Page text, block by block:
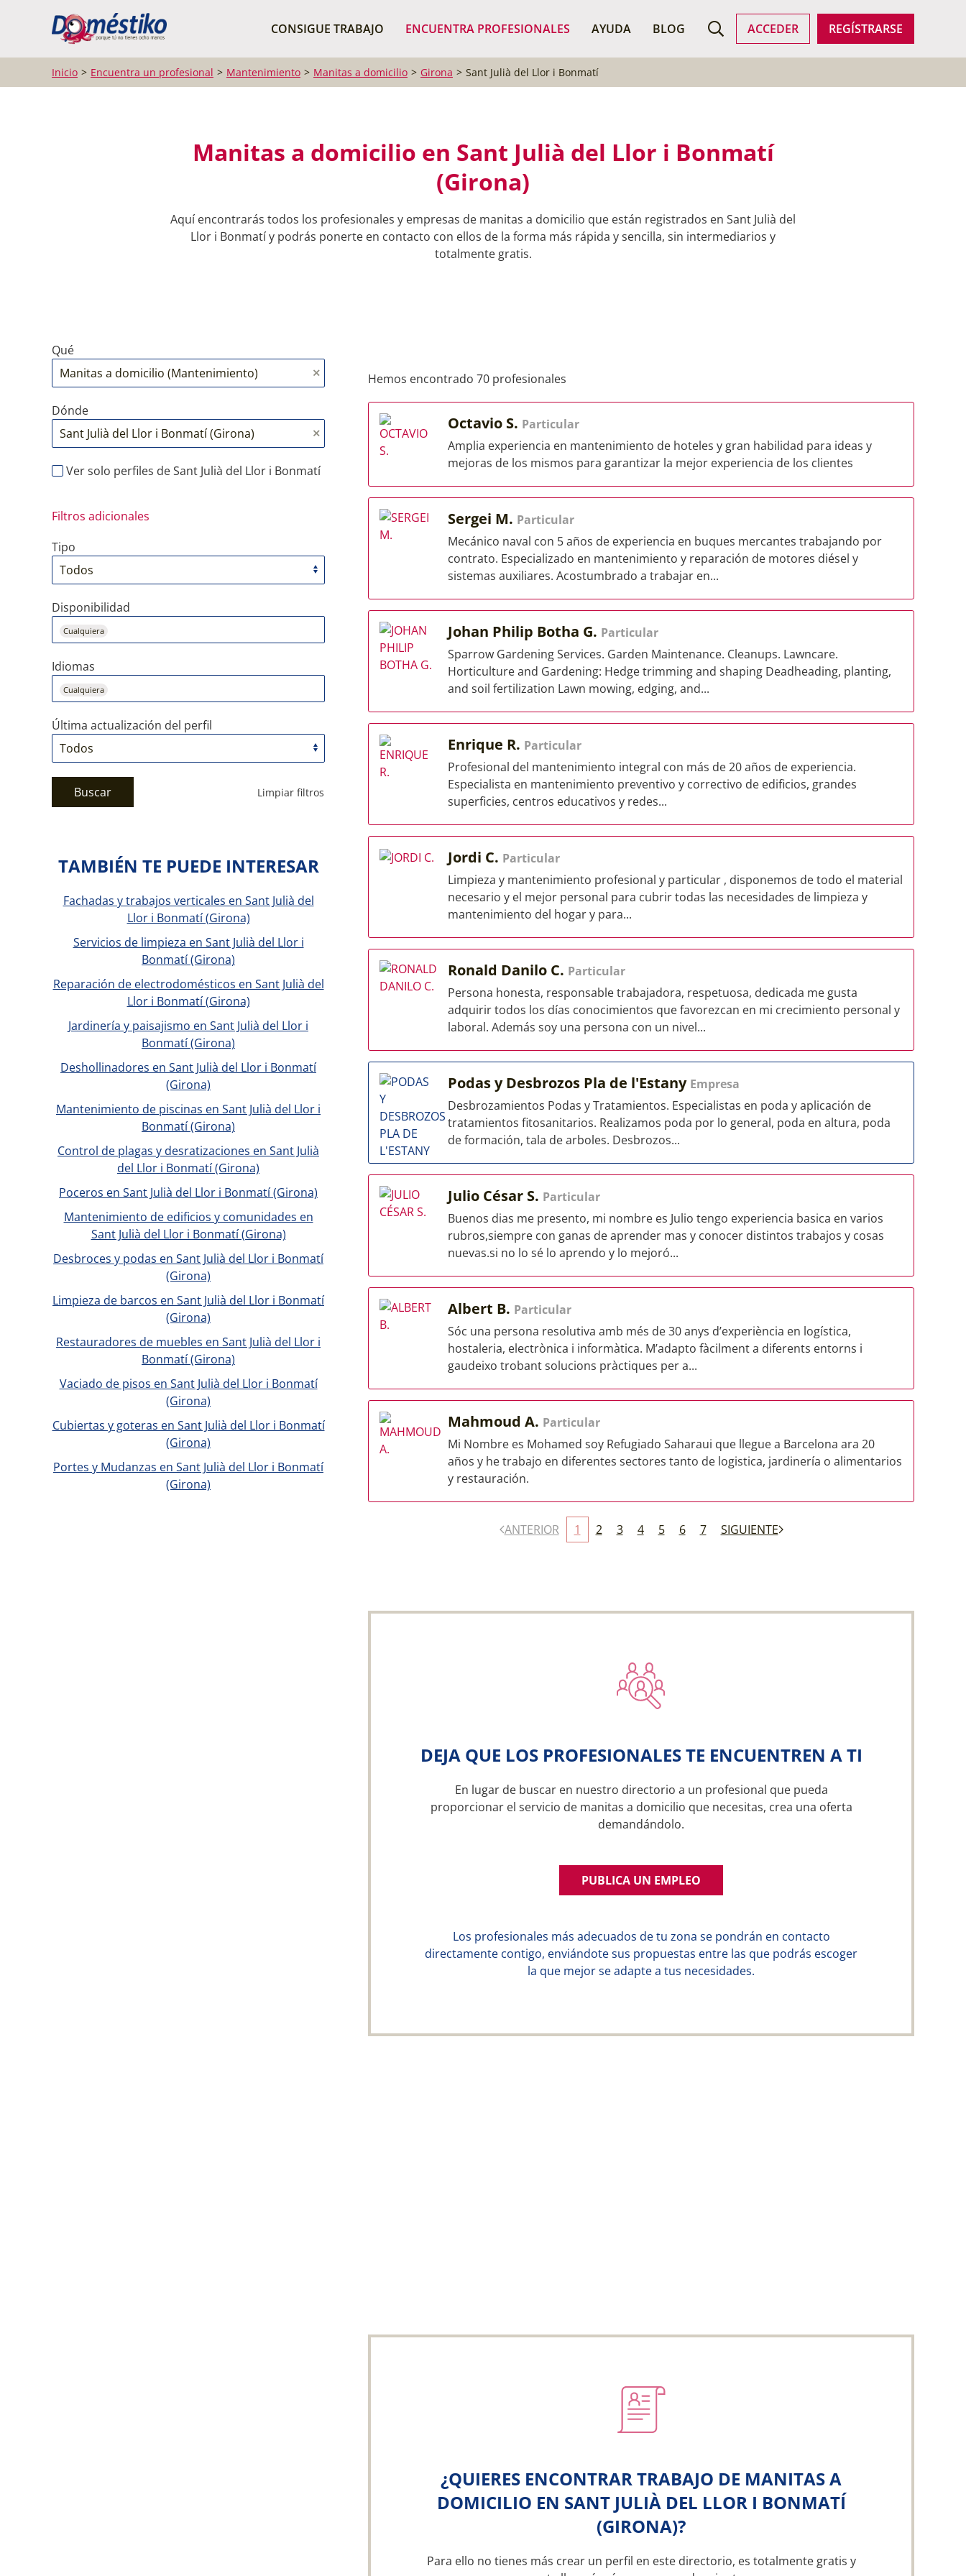
CONSIGUE TRABAJO ENCUENTRA PROFESIONALES AYUDA BLOG ACCEDER REGÍSTRARSE
BUSCAR PROFESIONALES
Inicio Encuentra un profesional Mantenimiento Manitas a domicilio Girona Sant Julià del Llor i Bonmatí
Manitas a domicilio en Sant Julià del Llor i Bonmatí
(Girona)
Aquí encontrarás todos los profesionales y empresas de manitas a domicilio que están registrados en Sant Julià del
Llor i Bonmatí y podrás ponerte en contacto con ellos de la forma más rápida y sencilla, sin intermediarios y
totalmente gratis.
Qué
Dónde
Ver solo perfiles de Sant Julià del Llor i Bonmatí
Filtros adicionales
Tipo
Disponibilidad
Cualquiera
Idiomas
Cualquiera
Última actualización del perfil
Buscar Limpiar filtros
Hemos encontrado 70 profesionales
Octavio S. Particular
Amplia experiencia en mantenimiento de hoteles y gran habilidad para ideas y
mejoras de los mismos para garantizar la mejor experiencia de los clientes
Sergei M. Particular
Mecánico naval con 5 años de experiencia en buques mercantes trabajando por
contrato. Especializado en mantenimiento y reparación de motores diésel y
sistemas auxiliares. Acostumbrado a trabajar en...
Johan Philip Botha G. Particular
Sparrow Gardening Services. Garden Maintenance. Cleanups. Lawncare.
Horticulture and Gardening: Hedge trimming and shaping Deadheading, planting,
and soil fertilization Lawn mowing, edging, and...
Enrique R. Particular
Profesional del mantenimiento integral con más de 20 años de experiencia.
Especialista en mantenimiento preventivo y correctivo de edificios, grandes
superficies, centros educativos y redes...
Jordi C. Particular
Limpieza y mantenimiento profesional y particular , disponemos de todo el material
necesario y el mejor personal para cubrir todas las necesidades de limpieza y
mantenimiento del hogar y para...
Ronald Danilo C. Particular
Persona honesta, responsable trabajadora, respetuosa, dedicada me gusta
adquirir todos los días conocimientos que favorezcan en mi crecimiento personal y
laboral. Además soy una persona con un nivel...
Podas y Desbrozos Pla de l'Estany Empresa
Desbrozamientos Podas y Tratamientos. Especialistas en poda y aplicación de
tratamientos fitosanitarios. Realizamos poda por lo general, poda en altura, poda
de formación, tala de arboles. Desbrozos...
Julio César S. Particular
Buenos dias me presento, mi nombre es Julio tengo experiencia basica en varios
rubros,siempre con ganas de aprender mas y conocer distintos trabajos y cosas
nuevas.si no lo sé lo aprendo y lo mejoró...
Albert B. Particular
Sóc una persona resolutiva amb més de 30 anys d’experiència en logística,
hostaleria, electrònica i informàtica. M’adapto fàcilment a diferents entorns i
gaudeixo trobant solucions pràctiques per a...
Mahmoud A. Particular
Mi Nombre es Mohamed soy Refugiado Saharaui que llegue a Barcelona ara 20
años y he trabajo en diferentes sectores tanto de logistica, jardinería o alimentarios
y restauración.
ANTERIOR 1 2 3 4 5 6 7 SIGUIENTE
DEJA QUE LOS PROFESIONALES TE ENCUENTREN A TI
En lugar de buscar en nuestro directorio a un profesional que pueda
proporcionar el servicio de manitas a domicilio que necesitas, crea una oferta
demandándolo.
PUBLICA UN EMPLEO
Los profesionales más adecuados de tu zona se pondrán en contacto
directamente contigo, enviándote sus propuestas entre las que podrás escoger
la que mejor se adapte a tus necesidades.
¿QUIERES ENCONTRAR TRABAJO DE MANITAS A
DOMICILIO EN SANT JULIÀ DEL LLOR I BONMATÍ
(GIRONA)?
Para ello no tienes más crear un perfil en este directorio, es totalmente gratis y
TAMBIÉN TE PUEDE INTERESAR
Fachadas y trabajos verticales en Sant Julià del
Llor i Bonmatí (Girona)
Servicios de limpieza en Sant Julià del Llor i
Bonmatí (Girona)
Reparación de electrodomésticos en Sant Julià del
Llor i Bonmatí (Girona)
Jardinería y paisajismo en Sant Julià del Llor i
Bonmatí (Girona)
Deshollinadores en Sant Julià del Llor i Bonmatí
(Girona)
Mantenimiento de piscinas en Sant Julià del Llor i
Bonmatí (Girona)
Control de plagas y desratizaciones en Sant Julià
del Llor i Bonmatí (Girona)
Poceros en Sant Julià del Llor i Bonmatí (Girona)
Mantenimiento de edificios y comunidades en
Sant Julià del Llor i Bonmatí (Girona)
Desbroces y podas en Sant Julià del Llor i Bonmatí
(Girona)
Limpieza de barcos en Sant Julià del Llor i Bonmatí
(Girona)
Restauradores de muebles en Sant Julià del Llor i
Bonmatí (Girona)
Vaciado de pisos en Sant Julià del Llor i Bonmatí
(Girona)
Cubiertas y goteras en Sant Julià del Llor i Bonmatí
(Girona)
Portes y Mudanzas en Sant Julià del Llor i Bonmatí
(Girona)